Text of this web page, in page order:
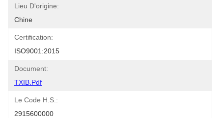
Lieu D'origine:
Chine
Certification:
ISO9001:2015
Document:
TXIB.pdf
Le Code H.S.:
2915600000